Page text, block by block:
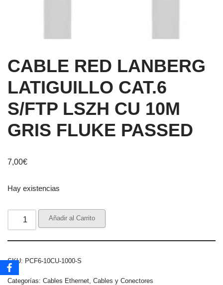
CABLE RED LANBERG
LATIGUILLO CAT.6
S/FTP LSZH CU 10M
GRIS FLUKE PASSED
7,00€
Hay existencias
Añadir al Carrito
SKU: PCF6-10CU-1000-S
Categorías: Cables Ethernet Cables y Conectores